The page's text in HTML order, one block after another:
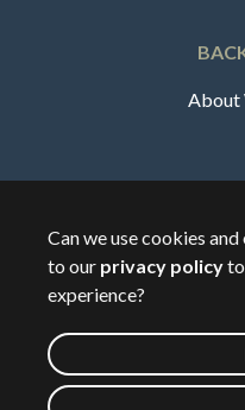
About
©2026
Can we use cookies
to our privacy policy
experience?